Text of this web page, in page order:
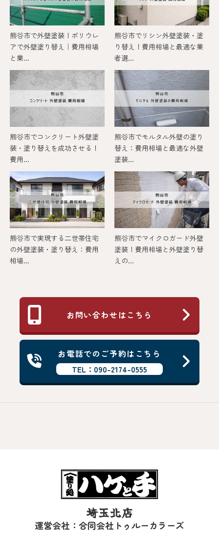
熊谷市で外壁塗装！ポリウレ
アで外壁塗り替え｜費用相場
と業...
熊谷市でリシン外壁塗装・塗
り替え！費用相場と最適な業
者選...
熊谷市でコンクリート外壁塗
装・塗り替えを成功させる！
費用...
熊谷市でモルタル外壁の塗り
替え：費用相場と最適な外壁
塗装...
熊谷市で実現する二世帯住宅
の外壁塗装・塗り替え：費用
相場...
熊谷市でマイクロガード外壁
塗装！費用相場と外壁塗り替
えの...
お問い合わせはこちら
お電話でのご予約はこちら
TEL：090-2174-0555
埼玉北店
運営会社：合同会社トゥルーカラーズ